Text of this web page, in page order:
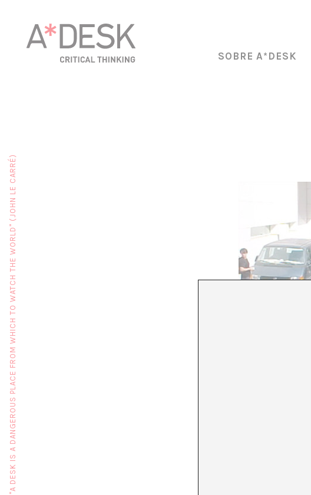
SOBRE A*DESK
"A DESK IS A DANGEROUS PLACE FROM WHICH TO WATCH THE WORLD" (JOHN LE CARRÉ)